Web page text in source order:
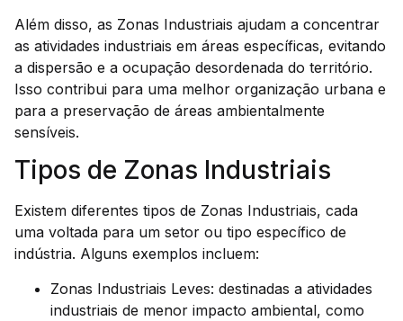
Além disso, as Zonas Industriais ajudam a concentrar
as atividades industriais em áreas específicas, evitando
a dispersão e a ocupação desordenada do território.
Isso contribui para uma melhor organização urbana e
para a preservação de áreas ambientalmente
sensíveis.
Tipos de Zonas Industriais
Existem diferentes tipos de Zonas Industriais, cada
uma voltada para um setor ou tipo específico de
indústria. Alguns exemplos incluem:
Zonas Industriais Leves: destinadas a atividades
industriais de menor impacto ambiental, como